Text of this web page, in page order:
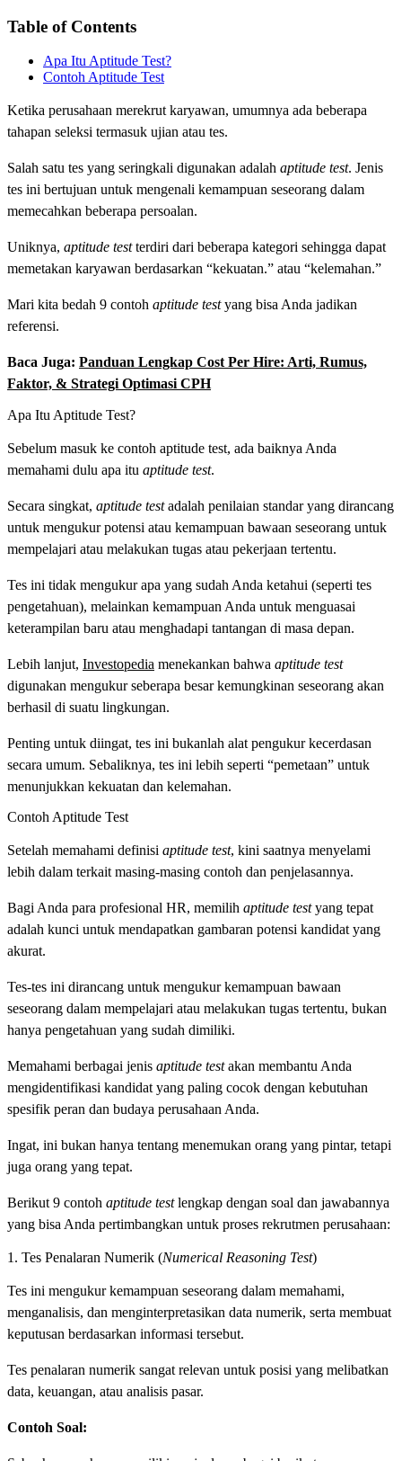
Table of Contents
Apa Itu Aptitude Test?
Contoh Aptitude Test
Ketika perusahaan merekrut karyawan, umumnya ada beberapa
tahapan seleksi termasuk ujian atau tes.
Salah satu tes yang seringkali digunakan adalah aptitude test. Jenis
tes ini bertujuan untuk mengenali kemampuan seseorang dalam
memecahkan beberapa persoalan.
Uniknya, aptitude testterdiri dari beberapa kategori sehingga dapat
memetakan karyawan berdasarkan “kekuatan.” atau “kelemahan.”
Mari kita bedah 9 contoh aptitude testyang bisa Anda jadikan
referensi.
Baca Juga: Panduan Lengkap Cost Per Hire: Arti, Rumus,
Faktor, & Strategi Optimasi CPH
Apa Itu Aptitude Test?
Sebelum masuk ke contoh aptitude test, ada baiknya Anda
memahami dulu apa itu aptitude test.
Secara singkat, aptitude testadalah penilaian standar yang dirancang
untuk mengukur potensi atau kemampuan bawaan seseorang untuk
mempelajari atau melakukan tugas atau pekerjaan tertentu.
Tes ini tidak mengukur apa yang sudah Anda ketahui (seperti tes
pengetahuan), melainkan kemampuan Anda untuk menguasai
keterampilan baru atau menghadapi tantangan di masa depan.
Lebih lanjut, Investopedia menekankan bahwa aptitude test
digunakan mengukur seberapa besar kemungkinan seseorang akan
berhasil di suatu lingkungan.
Penting untuk diingat, tes ini bukanlah alat pengukur kecerdasan
secara umum. Sebaliknya, tes ini lebih seperti “pemetaan” untuk
menunjukkan kekuatan dan kelemahan.
Contoh Aptitude Test
Setelah memahami definisi aptitude test, kini saatnya menyelami
lebih dalam terkait masing-masing contoh dan penjelasannya.
Bagi Anda para profesional HR, memilih aptitude testyang tepat
adalah kunci untuk mendapatkan gambaran potensi kandidat yang
akurat.
Tes-tes ini dirancang untuk mengukur kemampuan bawaan
seseorang dalam mempelajari atau melakukan tugas tertentu, bukan
hanya pengetahuan yang sudah dimiliki.
Memahami berbagai jenis aptitude testakan membantu Anda
mengidentifikasi kandidat yang paling cocok dengan kebutuhan
spesifik peran dan budaya perusahaan Anda.
Ingat, ini bukan hanya tentang menemukan orang yang pintar, tetapi
juga orang yang tepat.
Berikut 9 contoh aptitude testlengkap dengan soal dan jawabannya
yang bisa Anda pertimbangkan untuk proses rekrutmen perusahaan:
1. Tes Penalaran Numerik (Numerical Reasoning Test)
Tes ini mengukur kemampuan seseorang dalam memahami,
menganalisis, dan menginterpretasikan data numerik, serta membuat
keputusan berdasarkan informasi tersebut.
Tes penalaran numerik sangat relevan untuk posisi yang melibatkan
data, keuangan, atau analisis pasar.
Contoh Soal: